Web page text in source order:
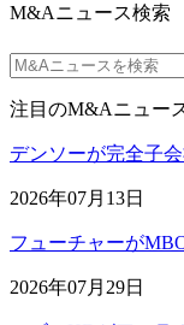
M&Aニュース検索
注目のM&Aニュー
デンソーが完全子
2026年07月13日
フューチャーが
2026年07月29日